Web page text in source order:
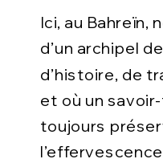
Ici, au
d’un archipel
d’histoire, de
et où un
toujours